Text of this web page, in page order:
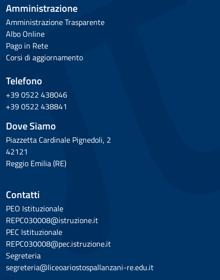
Amministrazione
Amministrazione Trasparente
Albo Online
Pago in Rete
Corsi di aggiornamento
Telefono
+39 0522 438046
+39 0522 438841
Dove Siamo
Piazzetta Cardinale Pignedoli, 2
42121
Reggio Emilia (RE)
Contatti
PEO Istituzionale
REPC030008@istruzione.it
PEC Istituzionale
REPC030008@pec.istruzione.it
Segreteria
segreteria@liceoariostospallanzani-re.edu.it